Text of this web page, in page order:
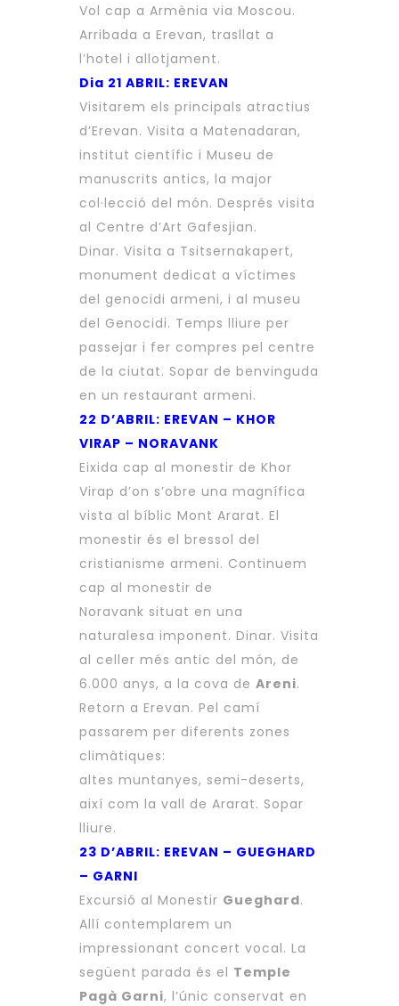
Vol cap a Armènia via Moscou.
Arribada a Erevan, trasllat a
l’hotel i allotjament.
Dia 21 ABRIL: EREVAN
Visitarem els principals atractius
d’Erevan. Visita a Matenadaran,
institut científic i Museu de
manuscrits antics, la major
col·lecció del món. Després visita
al Centre d’Art Gafesjian.
Dinar. Visita a Tsitsernakapert,
monument dedicat a víctimes
del genocidi armeni, i al museu
del Genocidi. Temps lliure per
passejar i fer compres pel centre
de la ciutat. Sopar de benvinguda
en un restaurant armeni.
22 D’ABRIL: EREVAN – KHOR
VIRAP – NORAVANK
Eixida cap al monestir de Khor
Virap d’on s’obre una magnífica
vista al bíblic Mont Ararat. El
monestir és el bressol del
cristianisme armeni. Continuem
cap al monestir de
Noravank situat en una
naturalesa imponent. Dinar. Visita
al celler més antic del món, de
6.000 anys, a la cova de Areni.
Retorn a Erevan. Pel camí
passarem per diferents zones
climàtiques:
altes muntanyes, semi-deserts,
així com la vall de Ararat. Sopar
lliure.
23 D’ABRIL: EREVAN – GUEGHARD
– GARNI
Excursió al Monestir Gueghard.
Allí contemplarem un
impressionant concert vocal. La
següent parada és el Temple
Pagà Garni, l’únic conservat en